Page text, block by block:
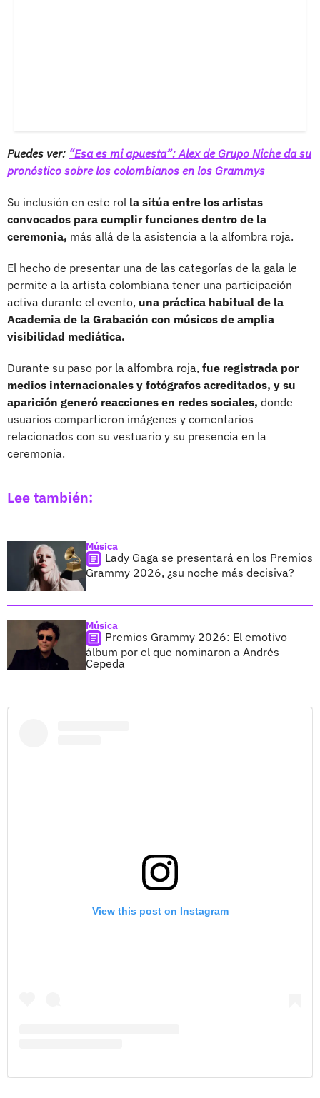
Puedes ver: “Esa es mi apuesta”: Alex de Grupo Niche da su
pronóstico sobre los colombianos en los Grammys
Su inclusión en este rol la sitúa entre los artistas
convocados para cumplir funciones dentro de la
ceremonia, más allá de la asistencia a la alfombra roja.
El hecho de presentar una de las categorías de la gala le
permite a la artista colombiana tener una participación
activa durante el evento, una práctica habitual de la
Academia de la Grabación con músicos de amplia
visibilidad mediática.
Durante su paso por la alfombra roja, fue registrada por
medios internacionales y fotógrafos acreditados, y su
aparición generó reacciones en redes sociales, donde
usuarios compartieron imágenes y comentarios
relacionados con su vestuario y su presencia en la
ceremonia.
Lee también:
Música
Lady Gaga se presentará en los Premios
Grammy 2026, ¿su noche más decisiva?
Música
Premios Grammy 2026: El emotivo
álbum por el que nominaron a Andrés
Cepeda
View this post on Instagram